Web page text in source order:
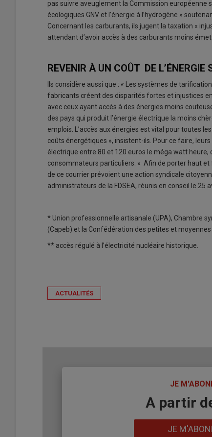
pas suivre aveuglement la Commission
écologiques GNV et l’énergie à l’hydrogène »
Concernant les carburants, ils jugent la taxation «
attendant d’avoir accès à des carburants moins
REVENIR À UN COÛT DE L’ÉNERGIE
Ils considère aussi que : « Les systèmes de
fabricants créent des disparités fortes et injustices
avec ceux ayant accès à des énergies moins
des pays qui produit l’énergie électrique la moins
emplois. L’accès aux énergies est vital pour toutes
coûts énergétiques », insistent-ils. Pour ce faire,
électrique entre 80 et 120 euros le méga watt
consommateurs particuliers. » Afin de porter haut
de ce courrier prévoient une action syndicale
administrateurs de la FDSEA, réunis en conseil le 25
* Union professionnelle artisanale (UPA), Chambre
(Capeb) et la Confédération des petites et moyennes
** accès régulé à l’électricité nucléaire historique.
ACTUALITÉS
JE
A partir
JE